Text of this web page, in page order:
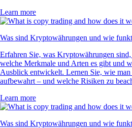
Learn more
Was sind Kryptowährungen und wie
Erfahren Sie, was Kryptowährungen
welche Merkmale und Arten es gibt und
Ausblick entwickelt. Lernen Sie, wie man
aufbewahrt – und welche Risiken zu
Learn more
Was sind Kryptowährungen und wie